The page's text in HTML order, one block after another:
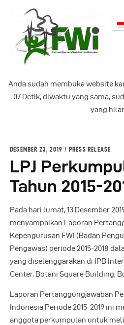
Anda sudah membuka website
07Detik, diwaktu yang sama,
yang
Kampanye Kami
DESEMBER 23, 2019 PRESS RELEASE
LPJ
Tahun 2015-
Pada hari Jumat, 13 Desember
menyampaikan Laporan
Kepengurusan FWI (Badan
Pengawas) periode 2015-2018
yang diselenggarakan di IPB
Center, Botani Square Building,
Laporan Pertanggungjawaban
Indonesia Periode 2015-2019 ini
anggota perkumpulan untuk